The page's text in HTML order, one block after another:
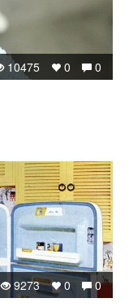
0
0
10475
0
0
9273